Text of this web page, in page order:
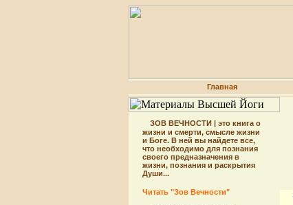
Главная
ЗОВ ВЕЧНОСТИ | это книга о
жизни и смерти, смысле жизни
и Боге. В ней вы найдете все,
что необходимо для познания
своего предназначения в
жизни, познания и раскрытия
Души...
Читать "Зов Вечности"